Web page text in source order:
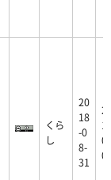
くら
し
20
18
-0
8-
31